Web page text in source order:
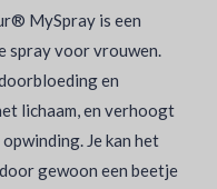
MySpray is een
spray voor vrouwen.
en
lichaam, en verhoogt
Je kan het
gewoon een beetje